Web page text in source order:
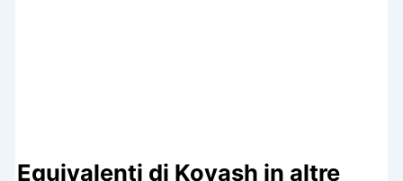
Equivalenti di Koyash in altre